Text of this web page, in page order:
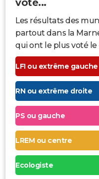
voté...
Les résultats des
partout dans la
qui ont le plus voté le
LFI ou extrême gauche
RN ou extrême droite
PS ou gauche
LREM ou centre
Ecologiste